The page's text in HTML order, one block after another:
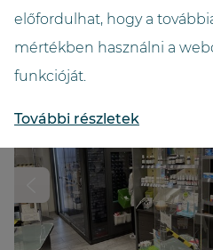
Basalt-Grey
előfordulhat, hogy a
mértékben használni a
funkcióját.
További részletek